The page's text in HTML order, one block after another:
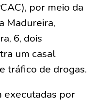
por meio da
Madureira,
6, dois
um casal
tráfico de drogas.
executadas por